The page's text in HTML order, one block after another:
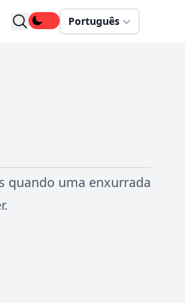
Português
quando uma enxurrada